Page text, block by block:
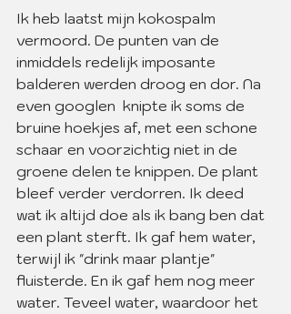
Ik heb laatst mijn kokospalm
vermoord. De punten van de
inmiddels redelijk imposante
balderen werden droog en dor. Na
even googlen  knipte ik soms de
bruine hoekjes af, met een schone
schaar en voorzichtig niet in de
groene delen te knippen. De plant
bleef verder verdorren. Ik deed
wat ik altijd doe als ik bang ben dat
een plant sterft. Ik gaf hem water,
terwijl ik "drink maar plantje"
fluisterde. En ik gaf hem nog meer
water. Teveel water, waardoor het